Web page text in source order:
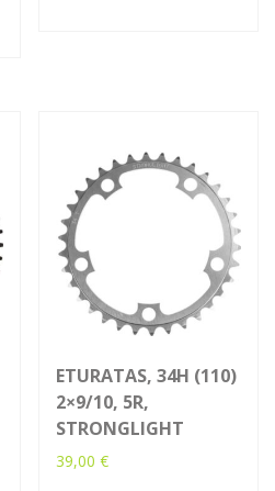
ETURATAS, 34H (110)
2×9/10, 5R,
STRONGLIGHT
39,00€